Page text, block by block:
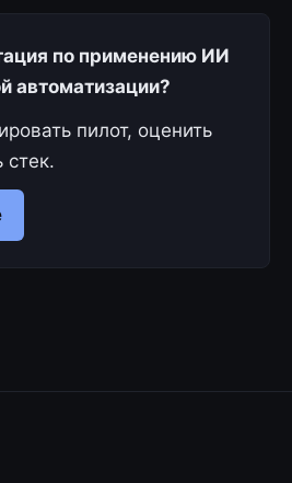
по применению ИИ
автоматизации?
пилот, оценить
стек.